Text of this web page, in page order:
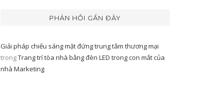
PHẢN HỒI GẦN ĐÂY
Giải pháp chiếu sáng mặt đứng trung tâm thương mại
trongTrang trí tòa nhà bằng đèn LED trong con mắt của
nhà Marketing